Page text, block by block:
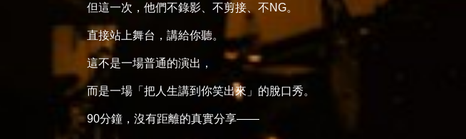
但這一次，他們不錄影、不剪接、不NG。
直接站上舞台，講給你聽。
這不是一場普通的演出，
而是一場「把人生講到你笑出來」的脫口秀。
90分鐘，沒有距離的真實分享——